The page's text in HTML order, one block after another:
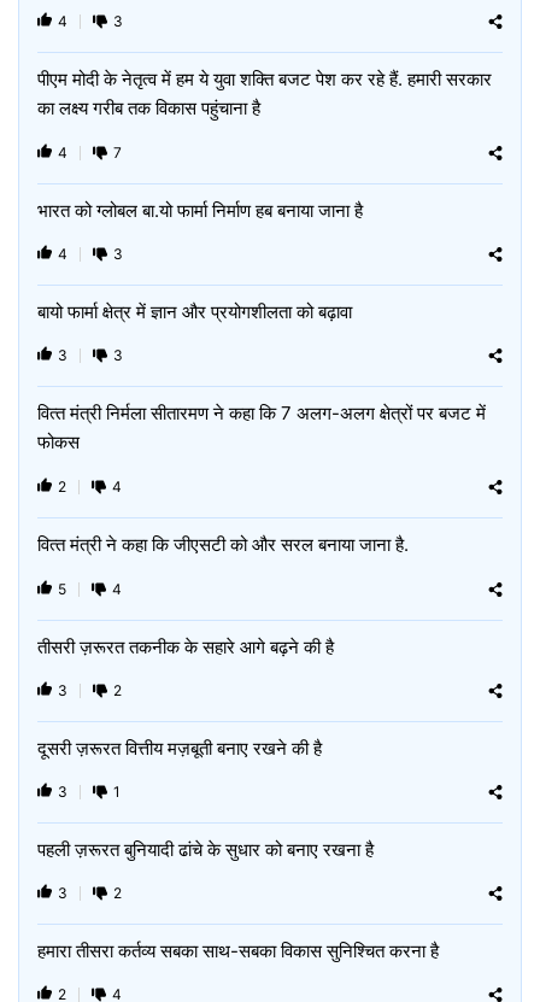
4 3
पीएम मोदी के नेतृत्व में हम ये युवा शक्ति बजट पेश कर रहे हैं. हमारी सरकार
का लक्ष्य गरीब तक विकास पहुंचाना है
4 7
भारत को ग्लोबल बा.यो फार्मा निर्माण हब बनाया जाना है
4 3
बायो फार्मा क्षेत्र में ज्ञान और प्रयोगशीलता को बढ़ावा
3 3
वित्‍त मंत्री निर्मला सीतारमण ने कहा कि 7 अलग-अलग क्षेत्रों पर बजट में
फोकस
2 4
वित्‍त मंत्री ने कहा कि जीएसटी को और सरल बनाया जाना है.
5 4
तीसरी ज़रूरत तकनीक के सहारे आगे बढ़ने की है
3 2
दूसरी ज़रूरत वित्तीय मज़बूती बनाए रखने की है
3 1
पहली ज़रूरत बुनियादी ढांचे के सुधार को बनाए रखना है
3 2
हमारा तीसरा कर्तव्य सबका साथ-सबका विकास सुनिश्चित करना है
2 4